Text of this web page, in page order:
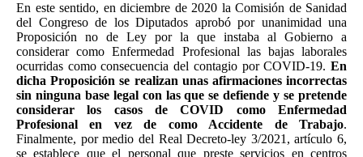
En este sentido, en diciembre de 2020 la Comisión de Sanidad
del Congreso de los Diputados aprobó por unanimidad una
Proposición no de Ley por la que instaba al Gobierno a
considerar como Enfermedad Profesional las bajas laborales
ocurridas como consecuencia del contagio por COVID-19. En
dicha Proposición se realizan unas afirmaciones incorrectas
sin ninguna base legal con las que se defiende y se pretende
considerar los casos de COVID como Enfermedad
Profesional en vez de como Accidente de Trabajo.
Finalmente, por medio del Real Decreto-ley 3/2021, artículo 6,
se establece que el personal que preste servicios en centros